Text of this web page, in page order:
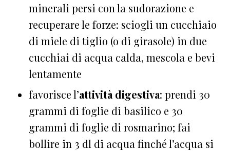
minerali persi con la sudorazione e
recuperare le forze: sciogli un cucchiaio
di miele di tiglio (o di girasole) in due
cucchiai di acqua calda, mescola e bevi
lentamente
favorisce l’attività digestiva: prendi 30
grammi di foglie di basilico e 30
grammi di foglie di rosmarino; fai
bollire in 3 dl di acqua finché l’acqua si